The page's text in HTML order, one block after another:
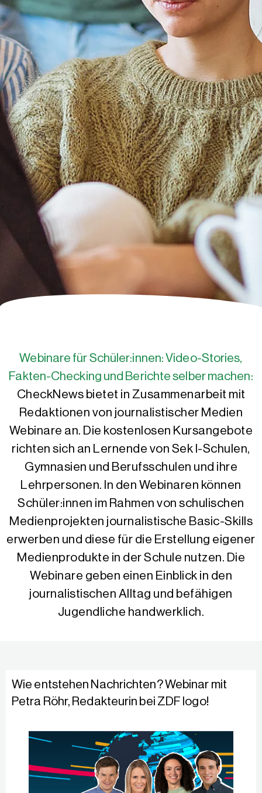
Webinare für Schüler:innen: Video-Stories,
Fakten-Checking und Berichte selber machen:
CheckNews bietet in Zusammenarbeit mit
Redaktionen von journalistischer Medien
Webinare an. Die kostenlosen Kursangebote
richten sich an Lernende von Sek I-Schulen,
Gymnasien und Berufsschulen und ihre
Lehrpersonen. In den Webinaren können
Schüler:innen im Rahmen von schulischen
Medienprojekten journalistische Basic-Skills
erwerben und diese für die Erstellung eigener
Medienprodukte in der Schule nutzen. Die
Webinare geben einen Einblick in den
journalistischen Alltag und befähigen
Jugendliche handwerklich.
Wie entstehen Nachrichten? Webinar mit
Petra Röhr, Redakteurin bei ZDF logo!